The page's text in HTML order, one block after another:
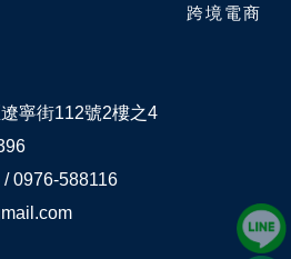
跨境電商
寧街112號2樓之4
0976-588116